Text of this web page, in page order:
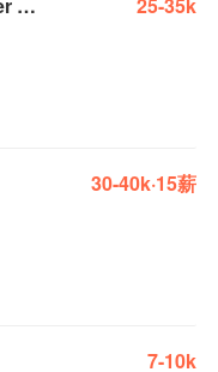
30-40k·15薪
7-10k